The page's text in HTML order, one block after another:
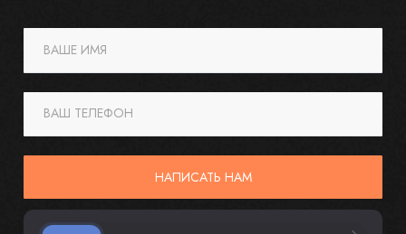
ВАШЕ ИМЯ
ВАШ ТЕЛЕФОН
НАПИСАТЬ НАМ